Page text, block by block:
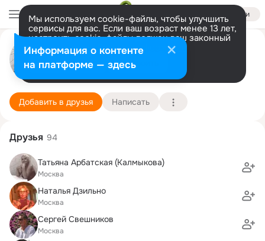
Войти
Мы используем cookie-файлы, чтобы улучшить
сервисы для вас. Если ваш возраст менее 13 лет,
настроить cookie-файлы должен ваш законный
представитель. Больше информации
Разрешить все Настроить
Алексей Шамраев
Москва 26 марта (55 лет)
Подробнее
Добавить в друзья Написать
Друзья 94
Татьяна Арбатская (Калмыкова)
Москва
Наталья Дзильно
Москва
Сергей Свешников
Москва
Информация о контенте
на платформе — здесь